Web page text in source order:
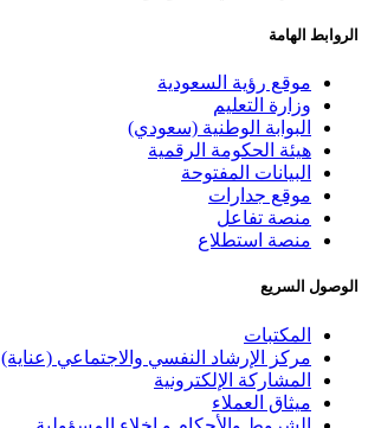
الروابط الهامة
موقع رؤية السعودية
وزارة التعليم
البوابة الوطنية (سعودي)
هيئة الحكومة الرقمية
البيانات المفتوحة
موقع جدارات
منصة تفاعل
منصة استطلاع
الوصول السريع
المكتبات
مركز الإرشاد النفسي والاجتماعي (عناية)
المشاركة الإلكترونية
ميثاق العملاء